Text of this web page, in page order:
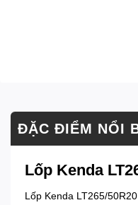
ĐẶC ĐIỂM NỔI
Lốp Kenda
Lốp Kenda LT265/